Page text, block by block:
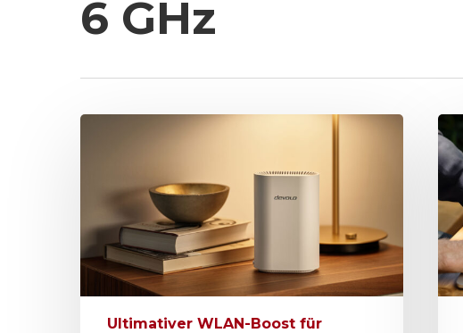
Drücken Sie Enter zum Suchen oder ESC zum Schließen.
6 GHz
Ultimativer WLAN-Boost für